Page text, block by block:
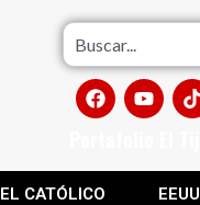
EL CATÓLICO EEUU